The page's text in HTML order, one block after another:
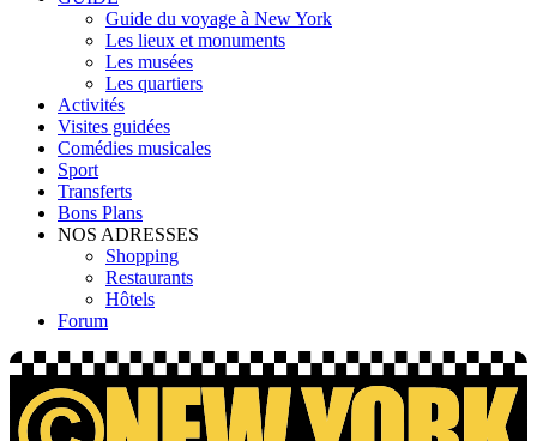
Guide du voyage à New York
Les lieux et monuments
Les musées
Les quartiers
Activités
Visites guidées
Comédies musicales
Sport
Transferts
Bons Plans
NOS ADRESSES
Shopping
Restaurants
Hôtels
Forum